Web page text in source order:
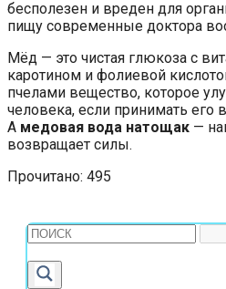
бесполезен и вреден для
пищу современные доктора
Мёд — это чистая глюкоза с
каротином и фолиевой
пчелами вещество, которое
человека, если принимать его
А медовая вода натощак —
возвращает силы.
Прочитано: 495